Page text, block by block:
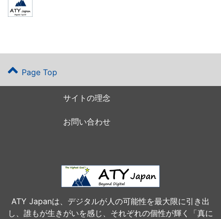
Page Top
サイトの理念
お問い合わせ
ATY Japanは、デジタルが人の可能性を最大限に引き出
し、誰もが生きがいを感じ、それぞれの個性が輝く「真に